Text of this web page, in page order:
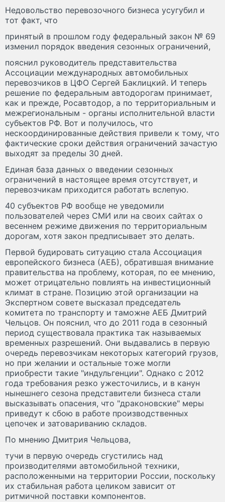
Недовольство перевозочного бизнеса усугубил и
тот факт, что
принятый в прошлом году федеральный закон № 69
изменил порядок введения сезонных ограничений,
пояснил руководитель представительства
Ассоциации международных автомобильных
перевозчиков в ЦФО Сергей Баклицкий. И теперь
решение по федеральным автодорогам принимает,
как и прежде, Росавтодор, а по территориальным и
межрегиональным - органы исполнительной власти
субъектов РФ. Вот и получилось, что
нескоординированные действия привели к тому, что
фактические сроки действия ограничений зачастую
выходят за пределы 30 дней.
Единая база данных о введении сезонных
ограничений в настоящее время отсутствует, и
перевозчикам приходится работать вслепую.
40 субъектов РФ вообще не уведомили
пользователей через СМИ или на своих сайтах о
весеннем режиме движения по территориальным
дорогам, хотя закон предписывает это делать.
Первой будировать ситуацию стала Ассоциация
европейского бизнеса (АЕБ), обратившая внимание
правительства на проблему, которая, по ее мнению,
может отрицательно повлиять на инвестиционный
климат в стране. Позицию этой организации на
Экспертном совете высказал председатель
комитета по транспорту и таможне АЕБ Дмитрий
Чельцов. Он пояснил, что до 2011 года в сезонный
период существовала практика так называемых
временных разрешений. Они выдавались в первую
очередь перевозчикам некоторых категорий грузов,
но при желании и остальные тоже могли
приобрести такие "индульгенции". Однако с 2012
года требования резко ужесточились, и в канун
нынешнего сезона представители бизнеса стали
высказывать опасения, что "драконовские" меры
приведут к сбою в работе производственных
цепочек и затовариванию складов.
По мнению Дмитрия Чельцова,
тучи в первую очередь сгустились над
производителями автомобильной техники,
расположенными на территории России, поскольку
их стабильная работа целиком зависит от
ритмичной поставки компонентов.